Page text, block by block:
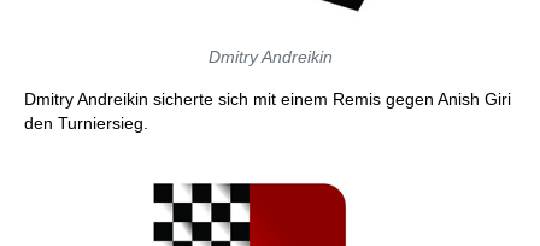
Dmitry Andreikin
Dmitry Andreikin sicherte sich mit einem Remis gegen Anish Giri
den Turniersieg.